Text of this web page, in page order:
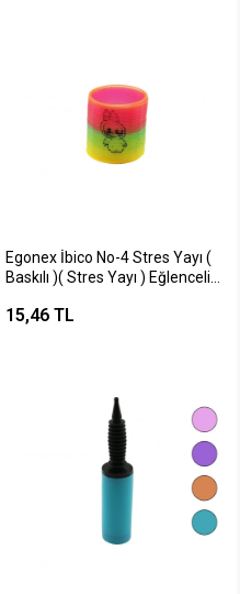
Egonex İbico No-4 Stres Yayı (
Baskılı )( Stres Yayı ) Eğlenceli
15,46 TL